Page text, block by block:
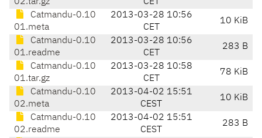
Catmandu-0.10
01.meta
2013-03-28 10:56
CET
10 KiB
Catmandu-0.10
01.readme
2013-03-28 10:56
CET
283 B
Catmandu-0.10
01.tar.gz
2013-03-28 10:58
CET
78 KiB
Catmandu-0.10
02.meta
2013-04-02 15:51
CEST
10 KiB
Catmandu-0.10
02.readme
2013-04-02 15:51
CEST
283 B